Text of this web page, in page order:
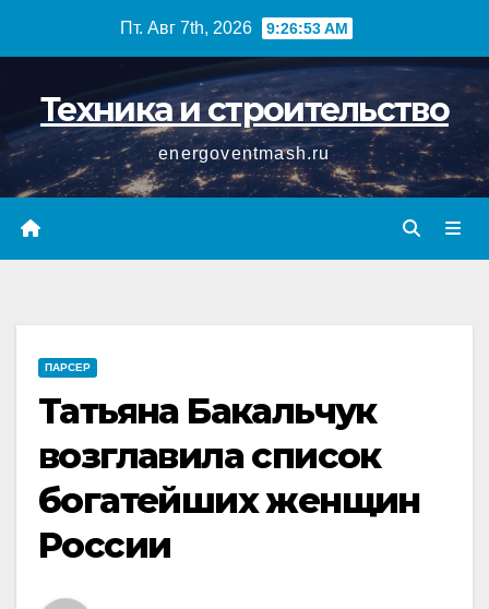
Пт. Авг 7th, 2026 9:26:53 AM
Техника и строительство
energoventmash.ru
ПАРСЕР
Татьяна Бакальчук
возглавила список
богатейших женщин
России